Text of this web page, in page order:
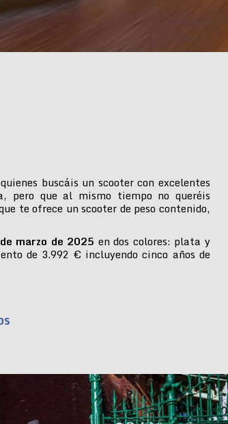
buscáis un scooter con excelentes
pero que al mismo tiempo no queréis
te ofrece un scooter de peso contenido,
marzo de 2025 en dos colores: plata y
de 3.992 € incluyendo cinco años de